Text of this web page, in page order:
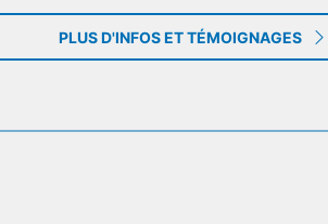
PLUS D'INFOS ET TÉMOIGNAGES